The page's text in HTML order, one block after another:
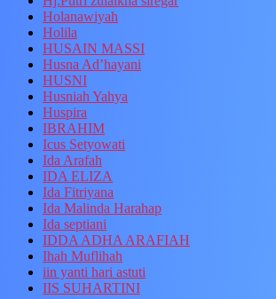
Holanawiyah
Holila
HUSAIN MASSI
Husna Ad’hayani
HUSNI
Husniah Yahya
Huspira
IBRAHIM
Icus Setyowati
Ida Arafah
IDA ELIZA
Ida Fitriyana
Ida Malinda Harahap
Ida septiani
IDDA ADHA ARAFIAH
Ihah Muflihah
iin yanti hari astuti
IIS SUHARTINI